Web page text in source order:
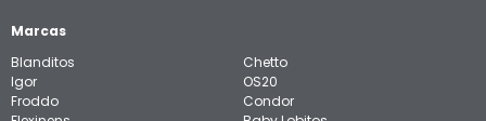
Marcas
Blanditos
Igor
Froddo
Chetto
OS20
Condor